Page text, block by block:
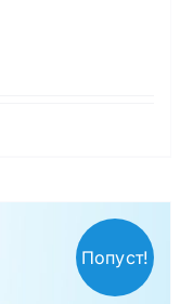
Попуст!